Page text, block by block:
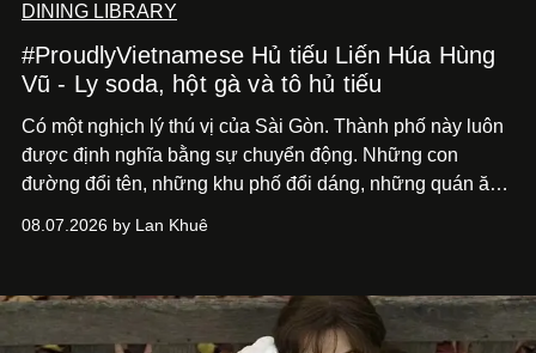
DINING LIBRARY
#ProudlyVietnamese Hủ tiếu Liến Húa Hùng
Vũ - Ly soda, hột gà và tô hủ tiếu
Có một nghịch lý thú vị của Sài Gòn. Thành phố này luôn
được định nghĩa bằng sự chuyển động. Những con
đường đổi tên, những khu phố đổi dáng, những quán ăn
nói về cái mới, về xu hướng tiếp theo, về những điều
08.07.2026 by Lan Khuê